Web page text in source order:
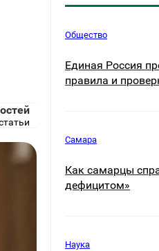
Общество
Единая Россия
правила и
Самара
Как самарцы
дефицитом»
Наука